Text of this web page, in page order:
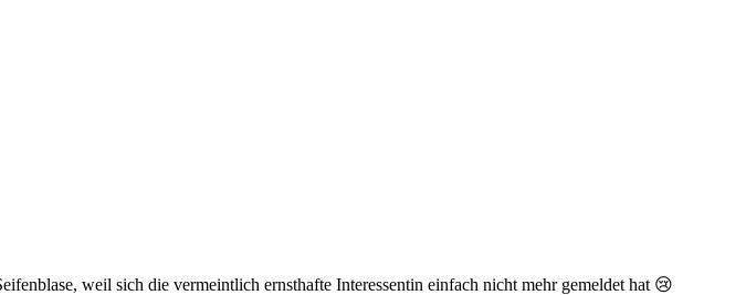
weil sich die vermeintlich ernsthafte Interessentin einfach nicht mehr gemeldet hat 😢